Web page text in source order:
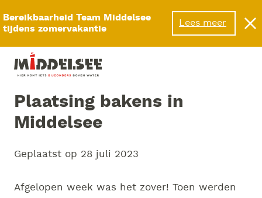
Bereikbaarheid Team Middelsee
tijdens zomervakantie
Lees meer
Plaatsing bakens in
Middelsee
Geplaatst op 28 juli 2023
Afgelopen week was het zover! Toen werden